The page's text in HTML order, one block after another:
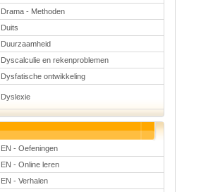
Drama - Methoden
Duits
Duurzaamheid
Dyscalculie en rekenproblemen
Dysfatische ontwikkeling
Dyslexie
EN - Oefeningen
EN - Online leren
EN - Verhalen